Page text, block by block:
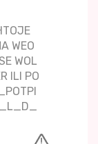
WEO
WOL
ILI PO